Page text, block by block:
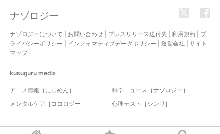
ナゾロジー
ナゾロジーについて お問い合わせ プレスリリース送付先 利用規約
プ
ライバシーポリシー
インフォマティブデータポリシー 運営会社
サイト
マップ
kusuguru media
アニメ情報［にじめん］
科学ニュース［ナゾロジー］
メンタルケア［ココロジー］
心理テスト［シンリ］
© 2017-2026 nazology. all rights reserved.